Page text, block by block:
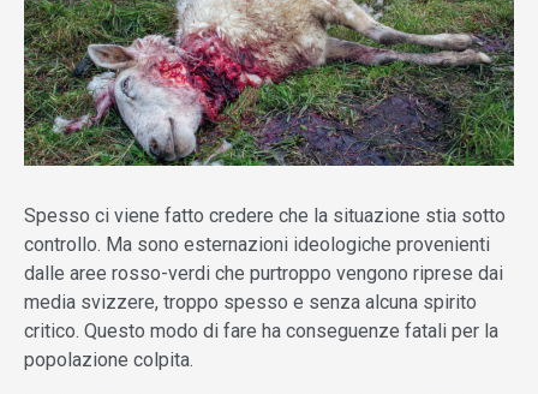
Spesso ci viene fatto credere che la situazione stia sotto
controllo. Ma sono esternazioni ideologiche provenienti
dalle aree rosso-verdi che purtroppo vengono riprese dai
media svizzere, troppo spesso e senza alcuna spirito
critico. Questo modo di fare ha conseguenze fatali per la
popolazione colpita.